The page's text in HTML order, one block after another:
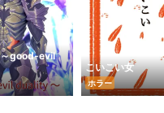
～good-evil
こいこい女
ホラー